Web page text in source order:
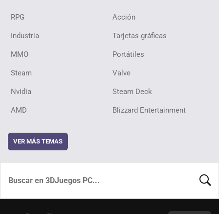
RPG Acción
Industria Tarjetas gráficas
MMO Portátiles
Steam Valve
Nvidia Steam Deck
AMD Blizzard Entertainment
VER MÁS TEMAS